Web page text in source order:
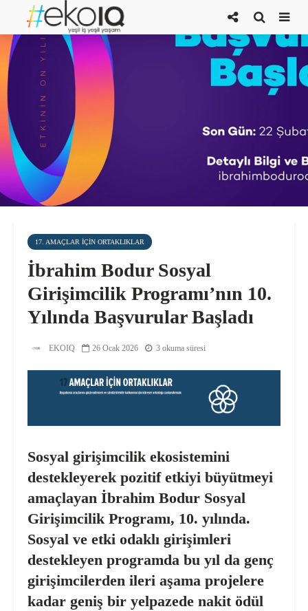
17. AMAÇLAR IÇIN ORTAKLIKLAR
İbrahim Bodur Sosyal
Girişimcilik Programı’nın 10.
Yılında Başvurular Başladı
EKOIQ 26 Ocak 2026 3 okuma süresi
Sosyal girişimcilik ekosistemini
destekleyerek pozitif etkiyi büyütmeyi
amaçlayan İbrahim Bodur Sosyal
Girişimcilik Programı, 10. yılında.
Sosyal ve etki odaklı girişimleri
destekleyen programda bu yıl da genç
girişimcilerden ileri aşama projelere
kadar geniş bir yelpazede nakit ödül